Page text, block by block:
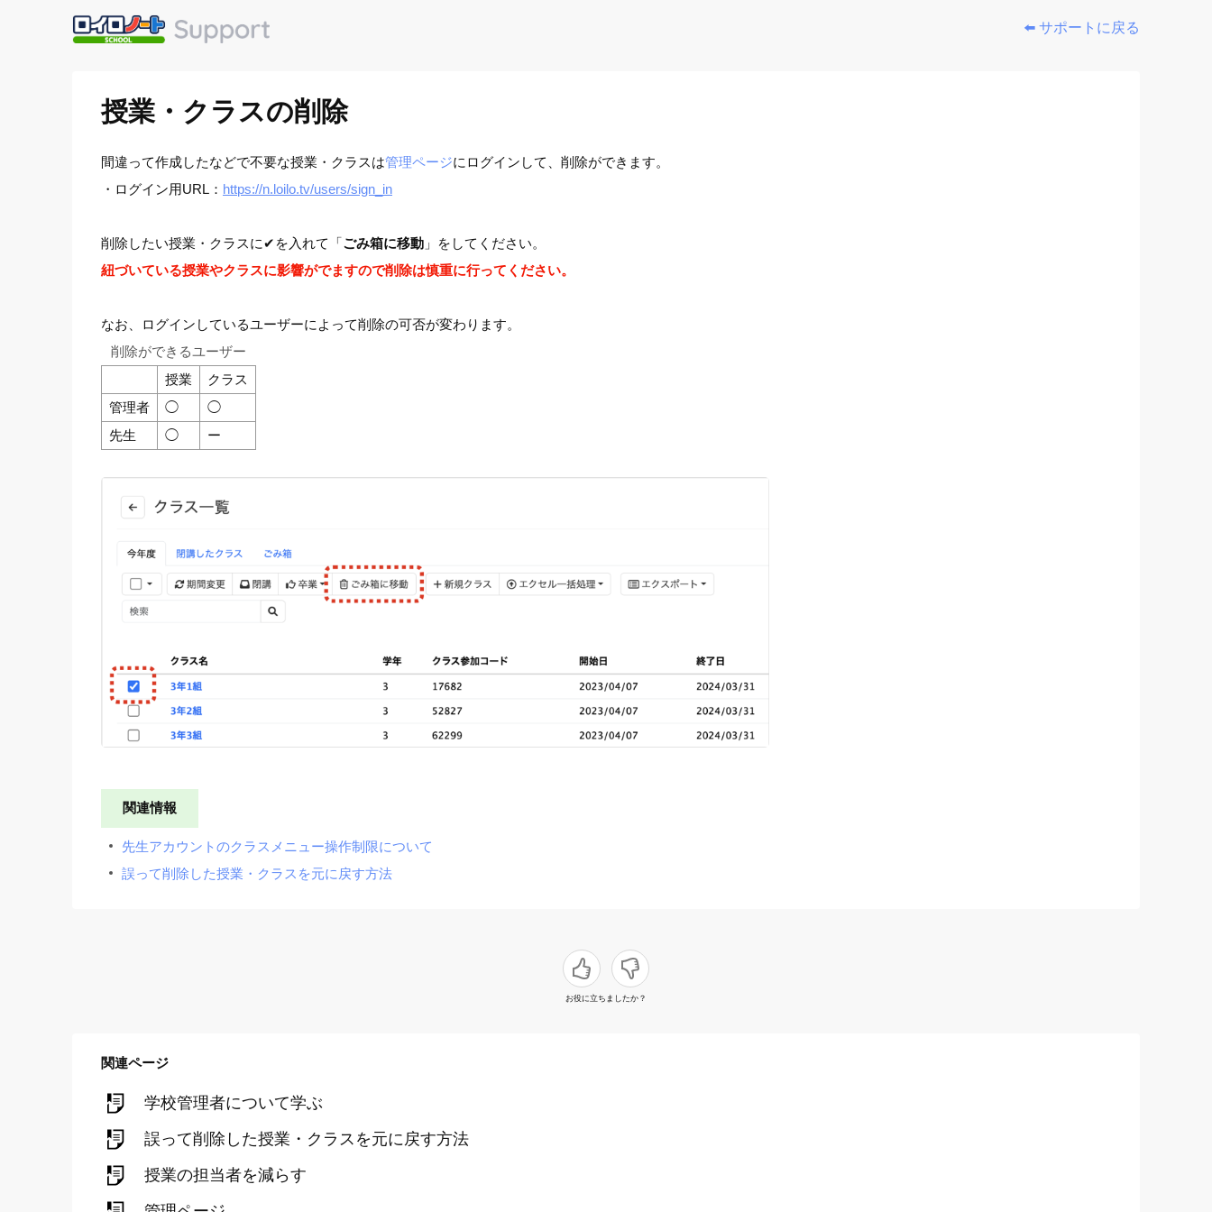
⬅️ サポートに戻る
授業・クラスの削除
間違って作成したなどで不要な授業・クラスは管理ページにログインして、削除ができます。
・ログイン用URL： https://n.loilo.tv/users/sign_in
削除したい授業・クラスに✔を入れて「ごみ箱に移動 」をしてください。
紐づいている授業やクラスに影響がでますので削除は慎重に行ってください。
なお、ログインしているユーザーによって削除の可否が変わります。
削除ができるユーザー
授業
クラス
管理者
◯
◯
先生
◯ ー
関連情報
先生アカウントのクラスメニュー操作制限について
誤って削除した授業・クラスを元に戻す方法
お役に立ちましたか？
関連ページ
学校管理者について学ぶ
誤って削除した授業・クラスを元に戻す方法
授業の担当者を減らす